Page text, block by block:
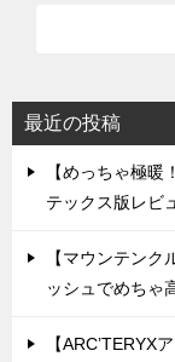
最近の投稿
【めっちゃ極
テックス版レビ
【マウンテン
ッシュでめちゃ
【ARC’TERYX